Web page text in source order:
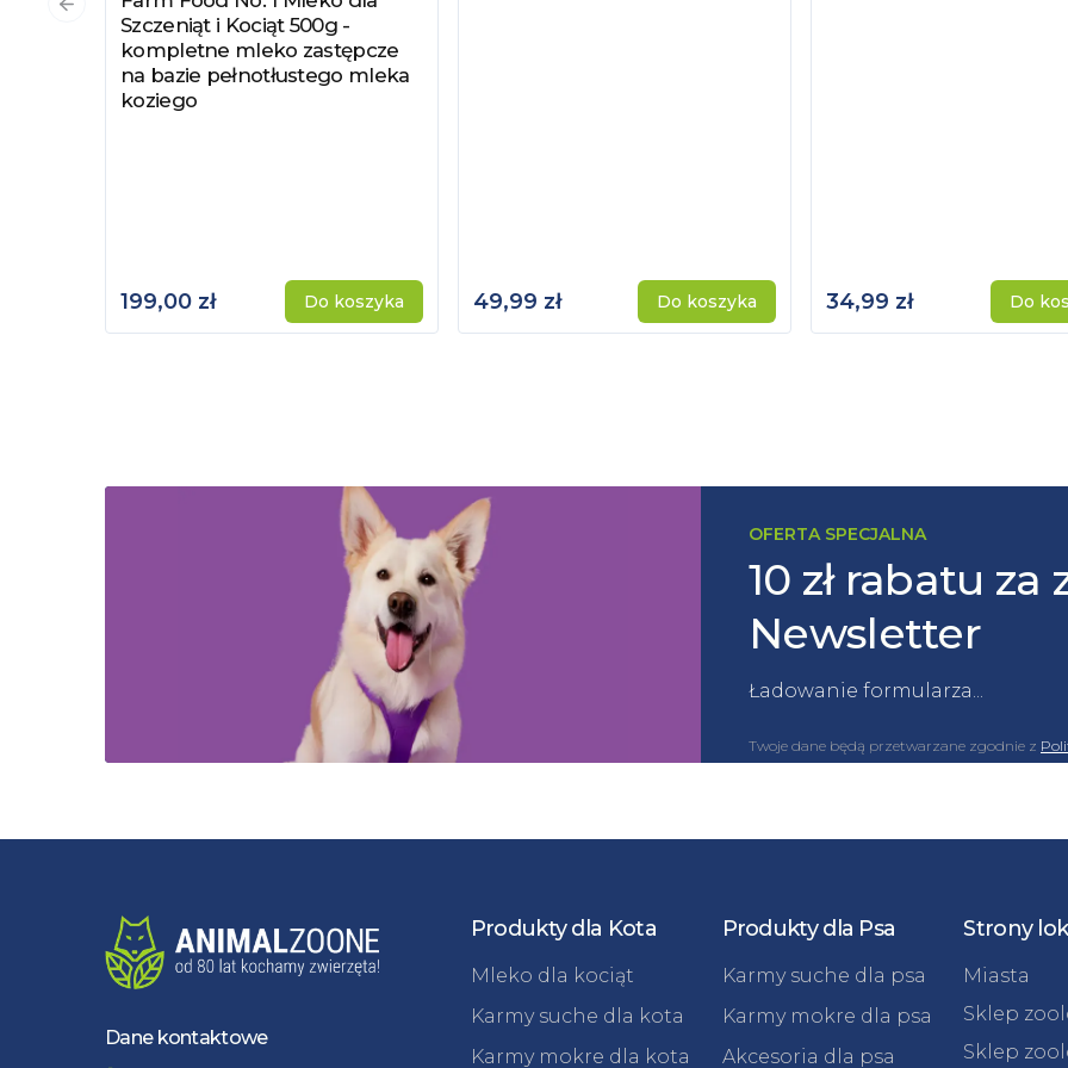
Szczeniąt i Kociąt 500g -
kompletne mleko zastępcze
na bazie pełnotłustego mleka
koziego
199,00 zł Do koszyka 49,99 zł Do koszyka 34,99 zł Do
Poprzedni slajd
OFERTA SPECJALNA
10 zł rabatu
Newsletter
Ładowanie formularza...
Twoje dane będą przetwarzane zgodnie z
Dane kontaktowe
Produkty dla Kota
Mleko dla kociąt
Karmy suche dla kota
Karmy mokre dla kota
Produkty dla Psa
Karmy suche dla psa
Karmy mokre dla psa
Akcesoria dla psa
Strony
Miasta
Sklep
Sklep